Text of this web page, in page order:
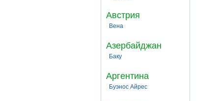
Австрия
Вена
Азербайджан
Баку
Аргентина
Буэнос Айрес